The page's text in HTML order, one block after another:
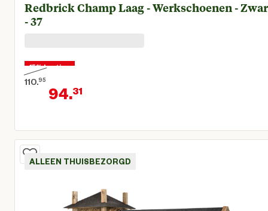
Redbrick Champ Laag - Werkschoenen -
- 37
15% korting
110.95
Oorspronkelijke prijs € 110,95
94.31
Huidige prijs € 94,31
ALLEEN THUISBEZORGD